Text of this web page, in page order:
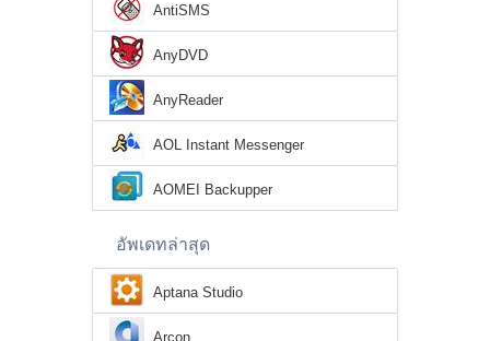
AntiSMS
AnyDVD
AnyReader
AOL Instant Messenger
AOMEI Backupper
อัพเดทล่าสุด
Aptana Studio
Arcon